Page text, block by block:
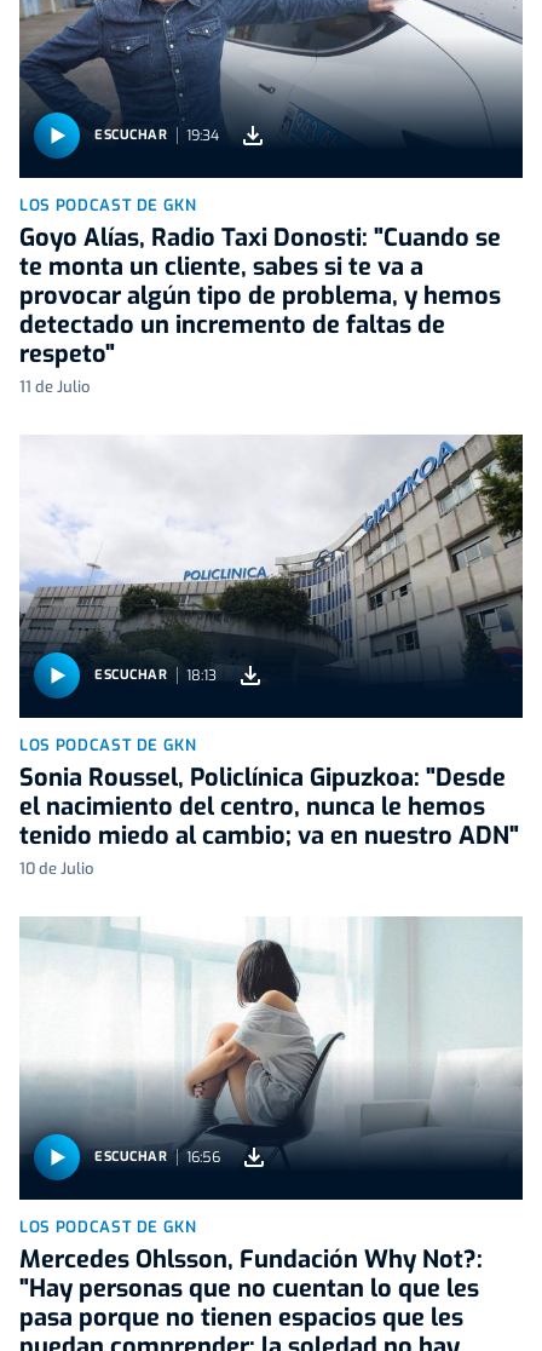
ESCUCHAR 19:34
LOS PODCAST DE GKN
Goyo Alías, Radio Taxi Donosti: "Cuando se
te monta un cliente, sabes si te va a
provocar algún tipo de problema, y hemos
detectado un incremento de faltas de
respeto"
11 de Julio
ESCUCHAR 18:13
LOS PODCAST DE GKN
Sonia Roussel, Policlínica Gipuzkoa: "Desde
el nacimiento del centro, nunca le hemos
tenido miedo al cambio; va en nuestro ADN"
10 de Julio
ESCUCHAR 16:56
LOS PODCAST DE GKN
Mercedes Ohlsson, Fundación Why Not?:
"Hay personas que no cuentan lo que les
pasa porque no tienen espacios que les